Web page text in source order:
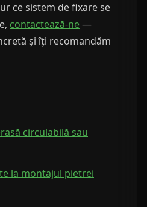
ce sistem de fixare se
contactează-ne—
și îți recomandăm
circulabilă sau
la montajul pietrei